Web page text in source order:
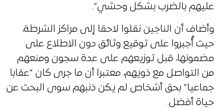
عليهم بالضرب بشكل وحشي”.
وأضاف أن الناجين نقلوا لاحقا إلى مراكز الشرطة،
حيث أُجبروا على توقيع وثائق دون الاطلاع على
مضمونها، قبل توزيعهم على عدة سجون ومنعهم
من التواصل مع ذويهم، معتبرا أن ما جرى كان “عقابا
جماعيا” بحق أشخاص لم يكن ذنبهم سوى البحث عن
حياة أفضل.